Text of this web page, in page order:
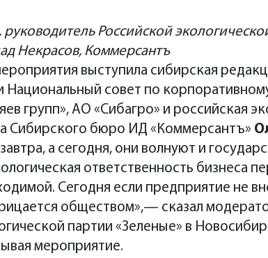
руководитель Российской
Некрасов, Коммерсантъ
выступила сибирская
Национальный совет по
групп», АО «Сибагро» и российская
Сибирского бюро ИД «Коммерсантъ»
а сегодня, они волнуют и
ответственность бизнеса
Сегодня если предприятие не
обществом»,— сказал
партии «Зеленые» в
мероприятие.